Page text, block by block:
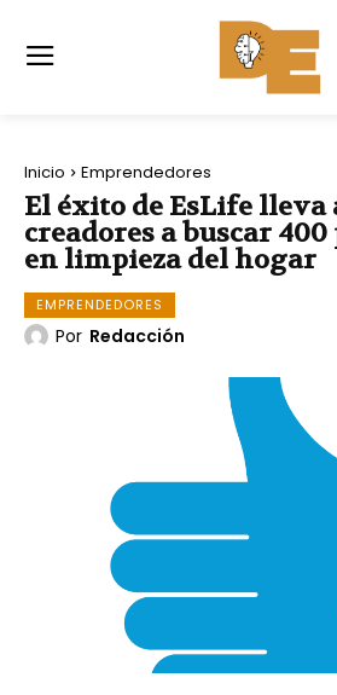
Inicio Emprendedores
El éxito de EsLife lleva
creadores a buscar
en limpieza del hogar
EMPRENDEDORES
Por Redacción